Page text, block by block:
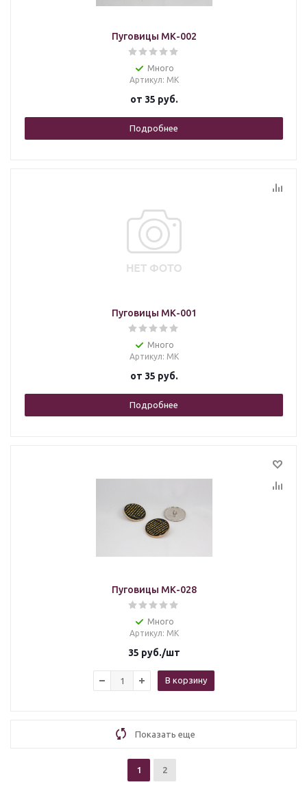
Пуговицы МК-002
Много
Артикул: МК
от 35 руб.
Подробнее
Пуговицы МК-001
Много
Артикул: МК
от 35 руб.
Подробнее
Пуговицы МК-028
Много
Артикул: МК
35 руб./шт
В корзину
Показать еще
1 2